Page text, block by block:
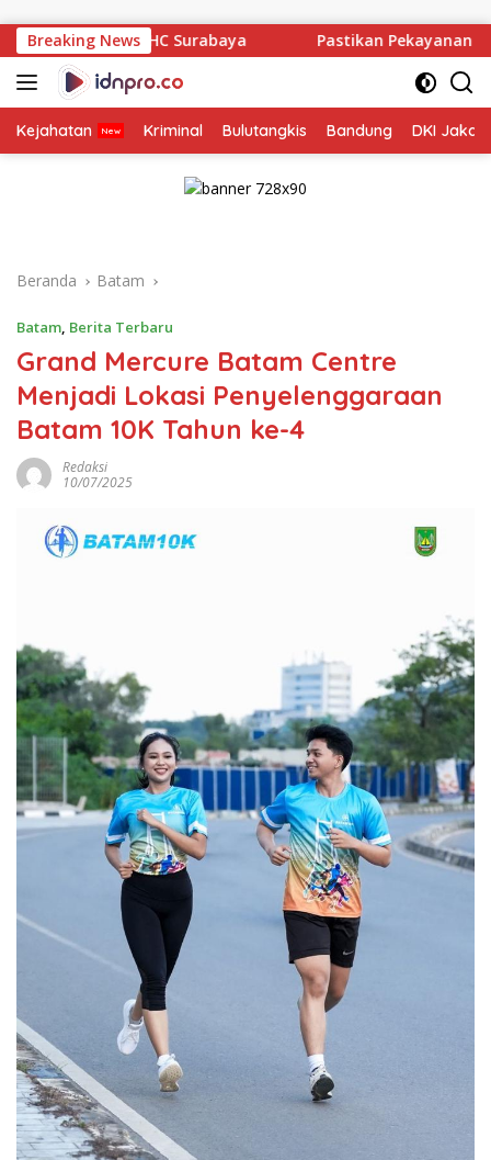
ke
konten
Breaking News
Surabaya Pastikan Pekayanan Maksimal, Direksi
Kejahatan Kriminal Bulutangkis Bandung DKI
Beranda Batam
Batam, Berita Terbaru
Grand Mercure Batam Centre
Menjadi Lokasi Penyelenggaraan
Batam 10K Tahun ke-4
Redaksi
10/07/2025